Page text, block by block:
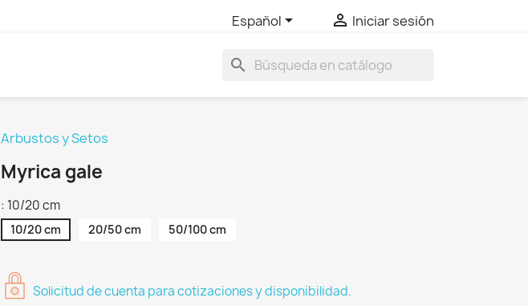
Español  Iniciar sesión
search
Arbustos y Setos
Myrica gale
: 10/20 cm
10/20 cm 20/50 cm 50/100 cm
Solicitud de cuenta para cotizaciones y disponibilidad.